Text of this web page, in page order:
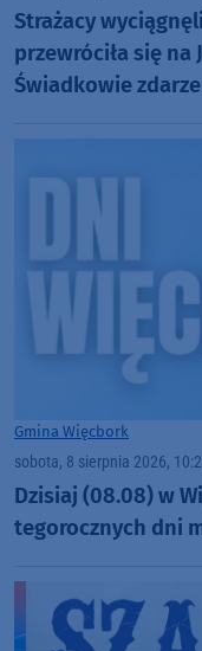
Strażacy
przewróciła się na
Świadkowie
Gmina Więcbork
sobota, 8 sierpnia 2026,
Dzisiaj (08.08) w
tegorocznych dni